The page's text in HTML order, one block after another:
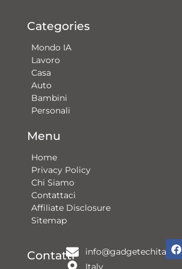
Categories
Mondo IA
Lavoro
Casa
Auto
Bambini
Personali
Menu
Home
Privacy Policy
Chi Siamo
Contattaci​
Affiliate Disclosure
Sitemap
Contatti
info@gadgetechitalia.it
Italy
F
a